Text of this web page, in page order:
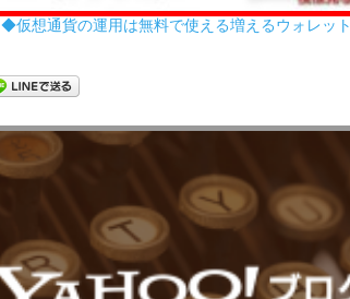
◆仮想通貨の運用は無料で使える増えるウォレット